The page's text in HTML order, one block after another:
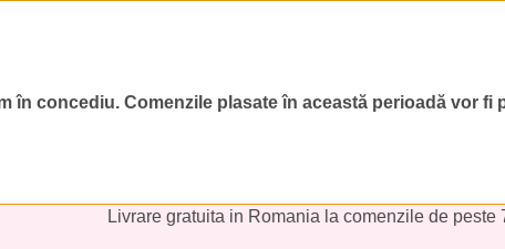
în concediu. Comenzile plasate în această perioadă vor
Livrare gratuita in Romania la comenzile de